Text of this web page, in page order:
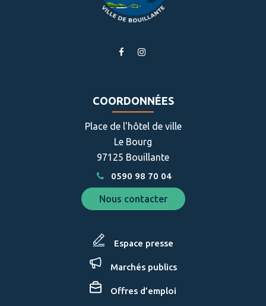
Lien
compte
Facebook
compte
Instagram
COORDONNÉES
Place de l'hôtel de ville
Le Bourg
97125 Bouillante
0590 98 70 04
Nous contacter
Espace presse
Marchés publics
Offres d’emploi